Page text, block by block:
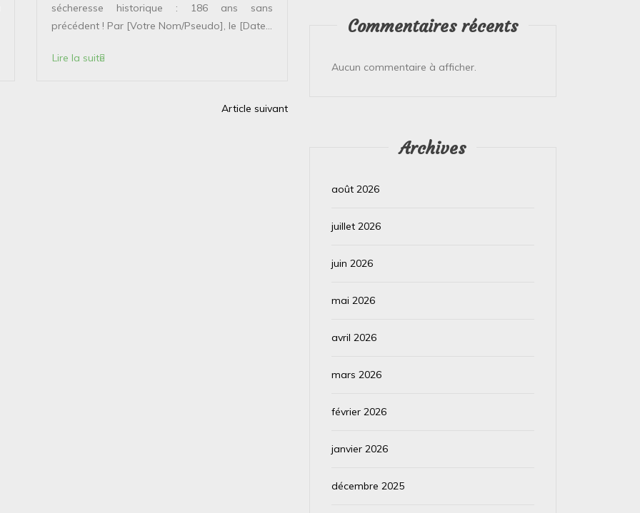
sécheresse historique : 186 ans sans
précédent ! Par [Votre Nom/Pseudo], le [Date...
Lire la suite
pour un Futur Plus Vert Qui aurait cru que la
Article suivant
Commentaires récents
Aucun commentaire à afficher.
Archives
août 2026
juillet 2026
juin 2026
mai 2026
avril 2026
mars 2026
février 2026
janvier 2026
décembre 2025